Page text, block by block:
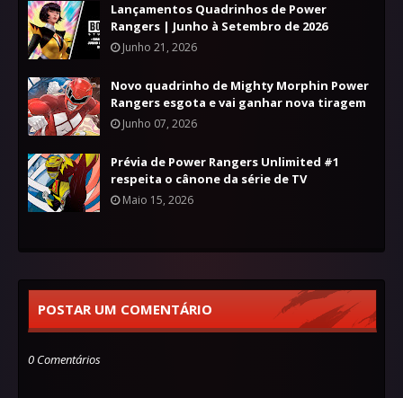
Lançamentos Quadrinhos de Power
Rangers | Junho à Setembro de 2026
Junho 21, 2026
Novo quadrinho de Mighty Morphin Power
Rangers esgota e vai ganhar nova tiragem
Junho 07, 2026
Prévia de Power Rangers Unlimited #1
respeita o cânone da série de TV
Maio 15, 2026
POSTAR UM COMENTÁRIO
0 Comentários